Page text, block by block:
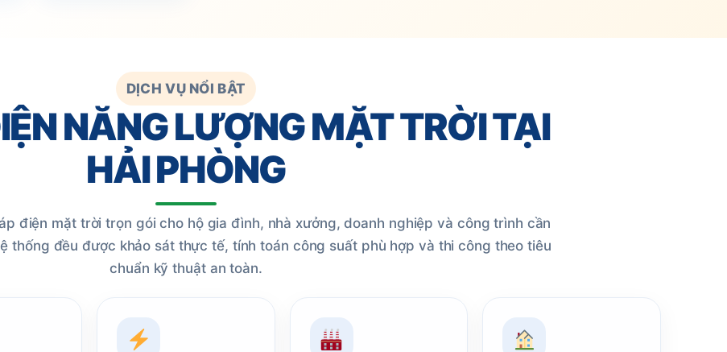
DỊCH VỤ NỔI BẬT
NĂNG LƯỢNG MẶT TRỜI TẠI
HẢI PHÒNG
điện mặt trời trọn gói cho hộ gia đình, nhà xưởng, doanh nghiệp và công trình cần
thống đều được khảo sát thực tế, tính toán công suất phù hợp và thi công theo tiêu
chuẩn kỹ thuật an toàn.